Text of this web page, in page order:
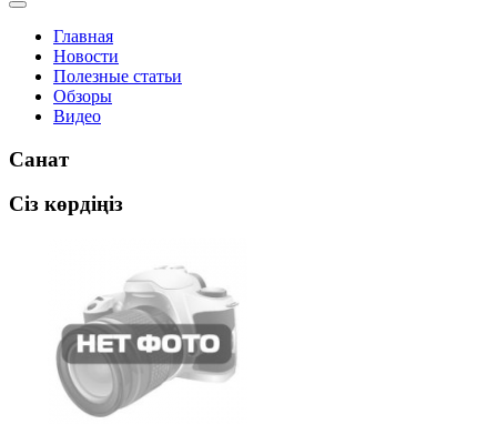
Главная
Новости
Полезные статьи
Обзоры
Видео
Санат
Сіз көрдіңіз